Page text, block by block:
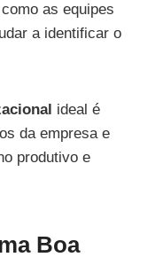
as equipes
a identificar o
ideal é
da empresa e
produtivo e
Boa